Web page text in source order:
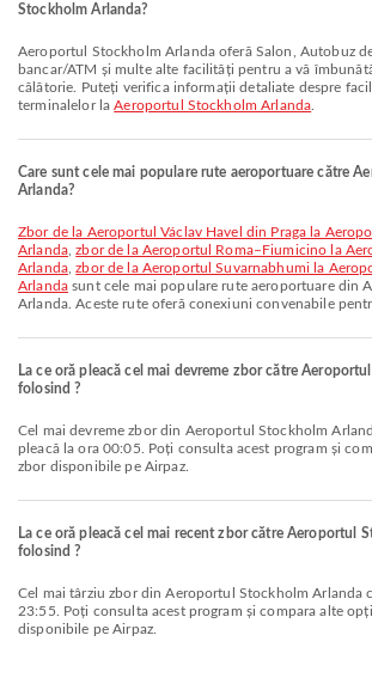
Stockholm Arlanda?
Aeroportul Stockholm Arlanda oferă Salon, Autobuz de transfer, Serviciu
bancar/ATM și multe alte facilități pentru a vă
călătorie. Puteți verifica informații detaliate despre
terminalelor laAeroportul Stockholm Arlanda
Care sunt cele mai populare rute aeroportuare către
Arlanda?
zbor de la Aeroportul Václav Havel din Praga la Aeroportul Stockholm
Arlanda,zbor de la Aeroportul Roma–Fiumicino la
Arlanda,zbor de la Aeroportul Suvarnabhumi la
Arlandasunt cele mai populare rute aeroportuare din
Arlanda. Aceste rute oferă conexiuni convenabile
La ce oră pleacă cel mai devreme zbor către
folosind ?
Cel mai devreme zbor din Aeroportul Stockholm Arlanda cu Thai Airways
pleacă la ora 00:05. Poți consulta acest program și
zbor disponibile pe Airpaz.
La ce oră pleacă cel mai recent zbor către Aeroportul
folosind ?
Cel mai târziu zbor din Aeroportul Stockholm Arlanda cu Finnair pleacă la ora
23:55. Poți consulta acest program și compara alte
disponibile pe Airpaz.